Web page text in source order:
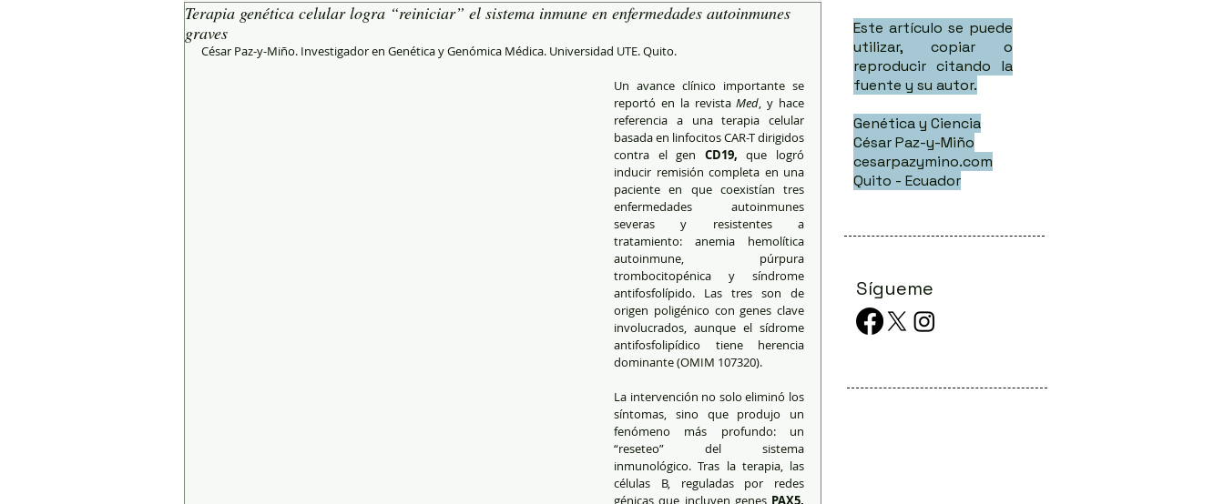
Terapia genética celular logra “reiniciar” el sistema inmune en enfermedades autoinmunes
graves
César Paz-y-Miño. Investigador en Genética y Genómica Médica. Universidad UTE. Quito.
Un avance clínico importante se
reportó en la revista Med, y hace
referencia a una terapia celular
basada en linfocitos CAR-T dirigidos
contra el gen CD19, que logró
inducir remisión completa en una
paciente en que coexistían tres
enfermedades autoinmunes
severas y resistentes a
tratamiento: anemia hemolítica
autoinmune, púrpura
trombocitopénica y síndrome
antifosfolípido. Las tres son de
origen poligénico con genes clave
involucrados, aunque el sídrome
antifosfolipídico tiene herencia
dominante (OMIM 107320).
La intervención no solo eliminó los
síntomas, sino que produjo un
fenómeno más profundo: un
“reseteo” del sistema
inmunológico. Tras la terapia, las
células B, reguladas por redes
génicas que incluyen genes PAX5,
Este artículo se puede
utilizar, copiar o
reproducir citando la
fuente y su autor.
Genética y Ciencia
César Paz-y-Miño
cesarpazymino.com
Quito - Ecuador
Sígueme